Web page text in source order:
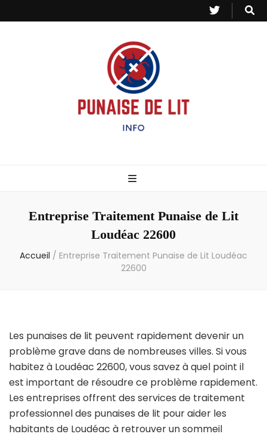
– Info
Entreprise Traitement Punaise de Lit
Loudéac 22600
Accueil / Entreprise Traitement Punaise de Lit Loudéac
22600
Les punaises de lit peuvent rapidement devenir un
problème grave dans de nombreuses villes. Si vous
habitez à Loudéac 22600, vous savez à quel point il
est important de résoudre ce problème rapidement.
Les entreprises offrent des services de traitement
professionnel des punaises de lit pour aider les
habitants de Loudéac à retrouver un sommeil